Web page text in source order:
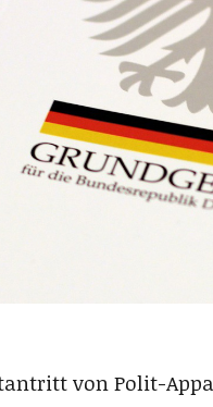
von Polit-